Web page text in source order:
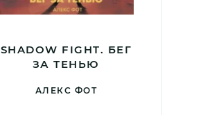
SHADOW FIGHT. БЕГ
ЗА ТЕНЬЮ
АЛЕКС ФОТ